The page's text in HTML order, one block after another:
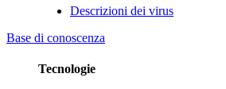
Descrizioni dei virus
Base di conoscenza
Tecnologie